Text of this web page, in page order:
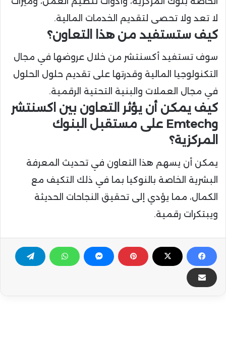
لا تعد ولا تحصى لتقديم الخدمات المالية.
كيف ستستفيد من هذا التعاون؟
سوف تستفيد أكسنتشر من خلال عروضها في مجال
التكنولوجيا المالية وقدرتها على تقديم حلول الحلول
في مجال العملات والبنية التحتية الرقمية.
كيف يمكن أن يؤثر التعاون بين اكسنتشر
وEmtech على مستقبل البنوك
المركزية؟
يمكن أن يسهم هذا التعاون في تحديث المعرفة
البشرية الخاصة بالنوكيا بما في ذلك التكيف مع
الكمال، مما يؤدي إلى تحقيق النجاحات الحديثة
ويبتكرات رقمية.